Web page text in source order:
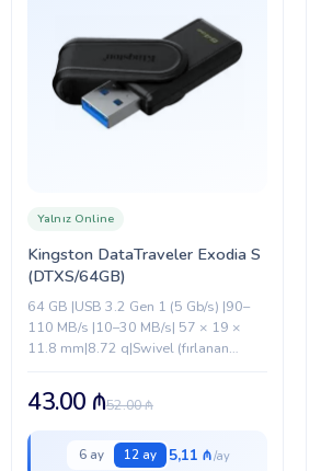
Kingston DataTraveler Exodia S
(DTXS/64GB)
Yalnız Online
64 GB |USB 3.2 Gen 1 (5 Gb/s) |90–
110 MB/s |10–30 MB/s| 57 × 19 ×
11.8 mm|8.72 q|Swivel (fırlanan
52.00₼
43.00 ₼
6 ay 12 ay 5,11 ₼